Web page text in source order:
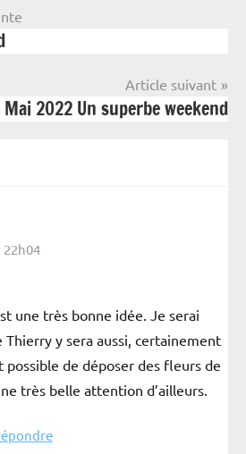
Article suivant
2022 Un superbe weekend
22h04
une très bonne idée. Je serai
Thierry y sera aussi, certainement
possible de déposer des fleurs de
très belle attention d’ailleurs.